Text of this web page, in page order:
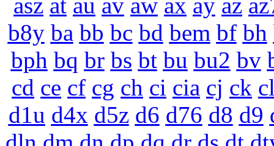
b8y ba bb bc bd bem bf bh
bph bq br bs bt bu bu2 bv
cd ce cf cg ch ci cia cj ck
d1u d4x d5z d6 d76 d8 d9